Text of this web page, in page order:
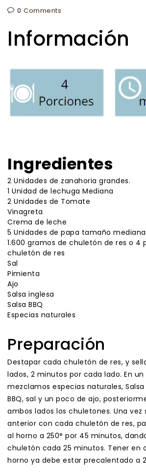
0 Comments
Información
Ingredientes
2 Unidades de zanahoria grandes.
1 Unidad de lechuga Mediana
2 Unidades de Tomate
Vinagreta
Crema de leche
5 Unidades de papa tamaño mediana
1.600 gramos de chuletón de res o 4
chuletón de res
Sal
Pimienta
Ajo
Salsa inglesa
Salsa BBQ
Especias naturales
Preparación
Destapar cada chuletón de res, y
lados, 2 minutos por cada lado. En
mezclamos especias naturales, Salsa
BBQ, sal y un poco de ajo,
ambos lados los chuletones. Una vez
anterior con cada chuletón de res,
al horno a 250° por 45 minutos,
chuletón cada 25 minutos. Tener en
horno ya debe estar precalentado a